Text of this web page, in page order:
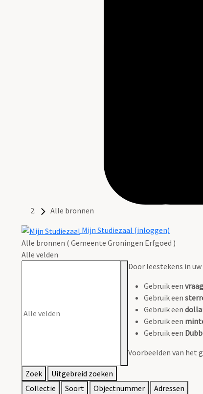
Alle bronnen
Mijn Studiezaal (inloggen)
Alle bronnen ( Gemeente Groningen Erfgoed )
Alle velden
Door leestekens in
Gebruik een
Gebruik een
Gebruik een
Gebruik een
Gebruik een
Voorbeelden van het
Zoek
Uitgebreid zoeken
Collectie
Soort Objectnummer
Adressen